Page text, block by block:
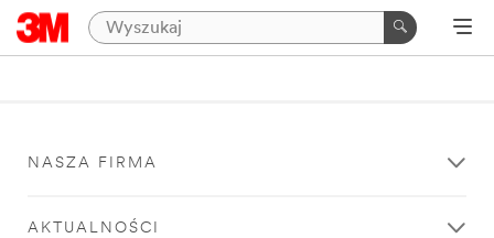
NASZA FIRMA
AKTUALNOŚCI